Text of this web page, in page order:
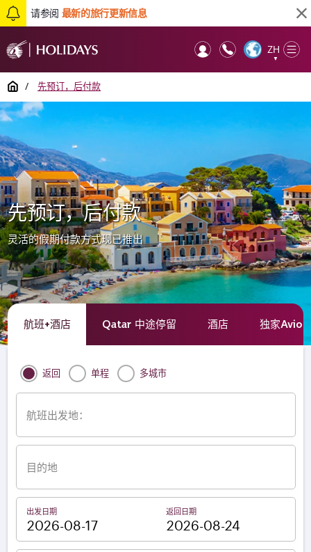
请参阅 最新的旅行更新信息
ZH
▼
Home / 先预订，后付款
先预订，后付款
灵活的假期付款方式现已推出
航班+酒店 Qatar 中途停留 酒店 独家Avios
返回 单程 多城市
航班出发地：
目的地
出发日期 返回日期